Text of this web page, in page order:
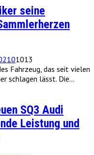
seine
01013
Fahrzeug, das seit vielen
schlagen lässt. Die...
SQ3 Audi
Leistung und